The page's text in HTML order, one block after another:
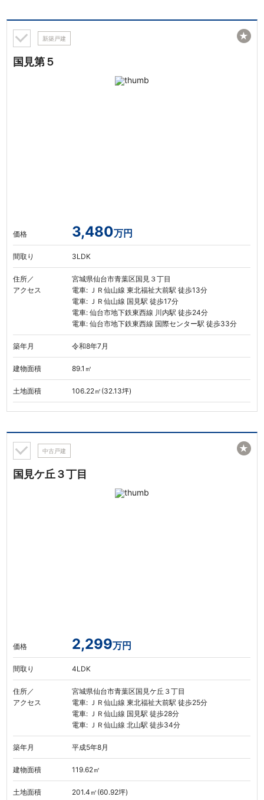
新築戸建
国見第５
価格 3,480万円
間取り 3LDK
住所／
アクセス
宮城県仙台市青葉区国見３丁目
電車: ＪＲ仙山線 東北福祉大前駅 徒歩13分
電車: ＪＲ仙山線 国見駅 徒歩17分
電車: 仙台市地下鉄東西線 川内駅 徒歩24分
電車: 仙台市地下鉄東西線 国際センター駅 徒歩33分
築年月 令和8年7月
建物面積 89.1㎡
土地面積 106.22㎡(32.13坪)
★
中古戸建
国見ケ丘３丁目
価格 2,299万円
間取り 4LDK
住所／
アクセス
宮城県仙台市青葉区国見ケ丘３丁目
電車: ＪＲ仙山線 東北福祉大前駅 徒歩25分
電車: ＪＲ仙山線 国見駅 徒歩28分
電車: ＪＲ仙山線 北山駅 徒歩34分
築年月 平成5年8月
建物面積 119.62㎡
土地面積 201.4㎡(60.92坪)
★